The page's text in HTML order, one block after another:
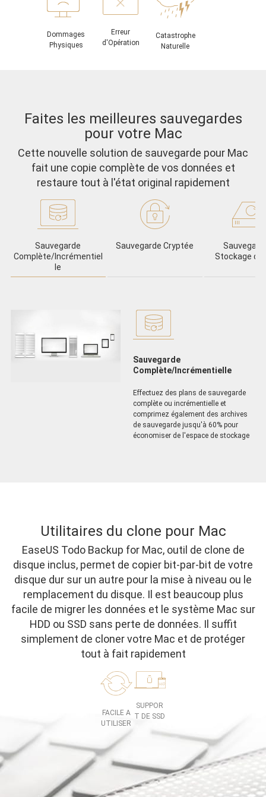
Dommages
Physiques
Erreur
d'Opération
Catastrophe
Naturelle
Faites les meilleures sauvegardes
pour votre Mac
Cette nouvelle solution de sauvegarde pour Mac
fait une copie complète de vos données et
restaure tout à l'état original rapidement
Sauvegarde
Complète/Incrémentiel
le
Sauvegarde Cryptée
Stockage de
Sauvegarde
Complète/Incrémentielle
Effectuez des plans de sauvegarde
complète ou incrémentielle et
comprimez également des archives
de sauvegarde jusqu'à 60% pour
économiser de l'espace de stockage
Utilitaires du clone pour Mac
EaseUS Todo Backup for Mac, outil de clone de
disque inclus, permet de copier bit-par-bit de votre
disque dur sur un autre pour la mise à niveau ou le
remplacement du disque. Il est beaucoup plus
facile de migrer les données et le système Mac sur
HDD ou SSD sans perte de données. Il suffit
simplement de cloner votre Mac et de protéger
tout à fait rapidement
FACILE A
UTILISER
SUPPOR
T DE SSD